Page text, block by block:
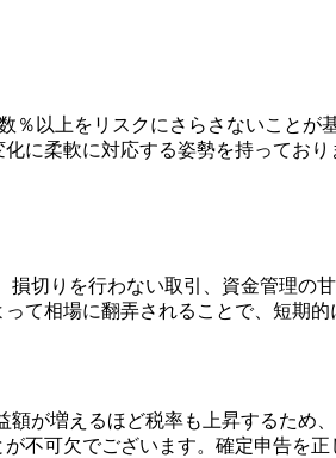
以上をリスクにさらさないことが
に柔軟に対応する姿勢を持ってお
切りを行わない取引、資金管理の
て相場に翻弄されることで、短期的
が増えるほど税率も上昇するため
不可欠でございます。確定申告を